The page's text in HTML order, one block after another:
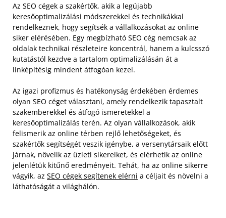
Az SEO cégek a szakértők, akik a legújabb
keresőoptimalizálási módszerekkel és technikákkal
rendelkeznek, hogy segítsék a vállalkozásokat az online
siker elérésében. Egy megbízható SEO cég nemcsak az
oldalak technikai részleteire koncentrál, hanem a kulcsszó
kutatástól kezdve a tartalom optimalizálásán át a
linképítésig mindent átfogóan kezel.
Az igazi profizmus és hatékonyság érdekében érdemes
olyan SEO céget választani, amely rendelkezik tapasztalt
szakemberekkel és átfogó ismeretekkel a
keresőoptimalizálás terén. Az olyan vállalkozások, akik
felismerik az online térben rejlő lehetőségeket, és
szakértők segítségét veszik igénybe, a versenytársaik előtt
járnak, növelik az üzleti sikereiket, és elérhetik az online
jelenlétük kitűnő eredményeit. Tehát, ha az online sikerre
vágyik, az SEO cégek segítenek elérni a céljait és növelni a
láthatóságát a világhálón.